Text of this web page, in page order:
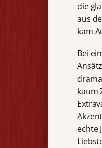
die
aus
kam
Bei
kaum
echte